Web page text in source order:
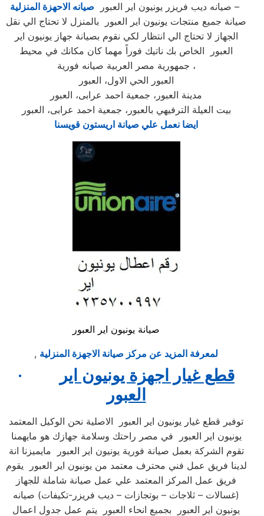
– صيانه ديب فريزر يونيون اير العبور صيانه الاحهزة المنزلية
صيانة جميع منتجات يونيون اير العبور بالمنزل لا تحتاج الي نقل
الجهاز لا تحتاج الي انتظار لكي نقوم بصيانة جهاز يونيون اير
العبور الخاص بك ناتيك فوراً مهما كان مكانك في محيط
جمهورية مصر العربية صيانه فورية ،
العبور الحي الاول، العبور
مدينة العبور، جمعية احمد عرابى، العبور
بيت العيلة الترفيهي بالعبور، جمعية احمد عرابى، العبور
ايضا نعمل علي صيانة اريستون قويسنا
صيانة يونيون اير العبور
, لمعرفة المزيد عن مركز صيانة الاجهزة المنزلية
·
قطع غيار اجهزة يونيون اير
العبور
توفير قطع غيار يونيون اير العبور الاصلية نحن الوكيل المعتمد
يونيون اير العبور في مصر راحتك وسلامة جهازك هو مايهمنا
تقوم الشركة بعمل صيانة فورية يونيون اير العبور مايميزنا انة
لدينا فريق عمل فني محترف معتمد من يونيون اير العبور يقوم
فريق عمل المركز المعتمد علي عمل صيانة شاملة للجهاز
(غسالات – ثلاجات – بوتجازات – ديب فريزر-تكيفات) صيانه
يونيون اير العبور بجميع انحاء العبور يتم عمل جدول اعمال